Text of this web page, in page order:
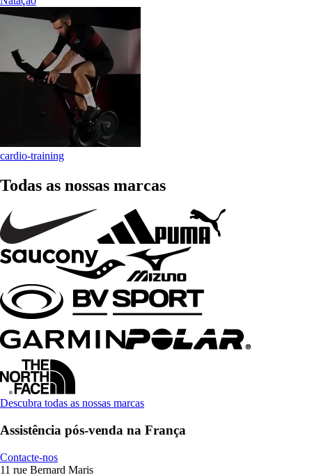
cardio-training
Todas as nossas marcas
Descubra todas as nossas marcas
Assistência pós-venda na França
Contacte-nos
11 rue Bernard Maris